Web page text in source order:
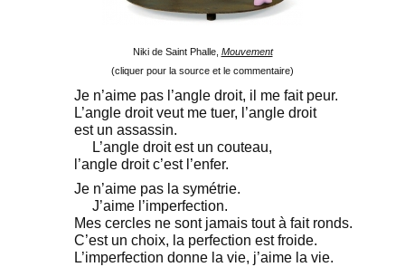
Niki de Saint Phalle, Mouvement
(cliquer pour la source et le commentaire)
Je n’aime pas l’angle droit, il me fait peur.
L’angle droit veut me tuer, l’angle droit
est un assassin.
L’angle droit est un couteau,
l’angle droit c’est l’enfer.
Je n’aime pas la symétrie.
J’aime l’imperfection.
Mes cercles ne sont jamais tout à fait ronds.
C’est un choix, la perfection est froide.
L’imperfection donne la vie, j’aime la vie.